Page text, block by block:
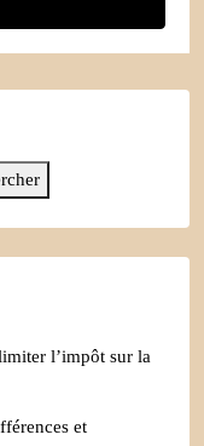
l’impôt sur la
et